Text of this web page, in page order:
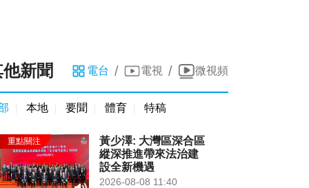
新聞 電台 / 電視 / 微視頻
本地 要聞 體育 特稿
黃少澤: 大灣區深合區
縱深推進帶來法治建
設全新機遇
2026-08-08 11:40